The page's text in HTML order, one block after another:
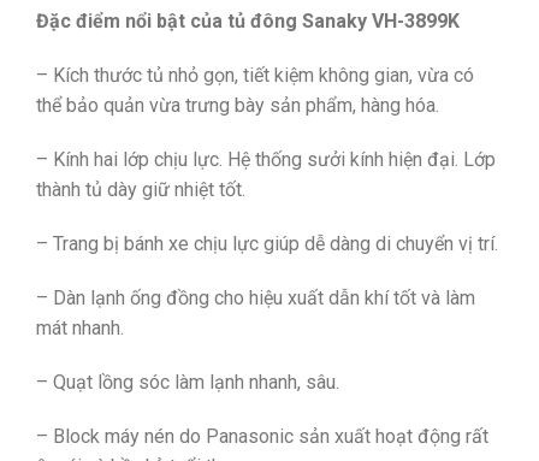
Đặc điểm nổi bật của tủ đông Sanaky VH-3899K
– Kích thước tủ nhỏ gọn, tiết kiệm không gian, vừa có
thể bảo quản vừa trưng bày sản phẩm, hàng hóa.
– Kính hai lớp chịu lực. Hệ thống sưởi kính hiện đại. Lớp
thành tủ dày giữ nhiệt tốt.
– Trang bị bánh xe chịu lực giúp dễ dàng di chuyển vị trí.
– Dàn lạnh ống đồng cho hiệu xuất dẫn khí tốt và làm
mát nhanh.
– Quạt lồng sóc làm lạnh nhanh, sâu.
– Block máy nén do Panasonic sản xuất hoạt động rất